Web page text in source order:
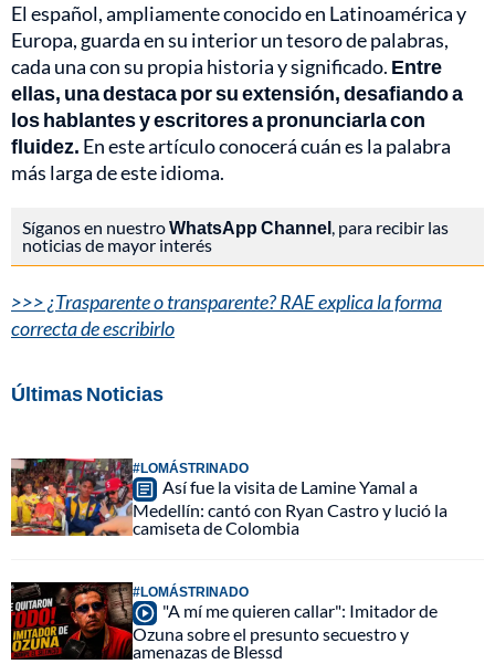
El español, ampliamente conocido en Latinoamérica y
Europa, guarda en su interior un tesoro de palabras,
cada una con su propia historia y significado. Entre
ellas, una destaca por su extensión, desafiando a
los hablantes y escritores a pronunciarla con
fluidez. En este artículo conocerá cuán es la palabra
más larga de este idioma.
Síganos en nuestroWhatsApp Channel, para recibir las
noticias de mayor interés
>>> ¿Trasparente o transparente? RAE explica la forma
correcta de escribirlo
Últimas Noticias
#LOMÁSTRINADO
Así fue la visita de Lamine Yamal a
Medellín: cantó con Ryan Castro y lució la
camiseta de Colombia
#LOMÁSTRINADO
"A mí me quieren callar": Imitador de
Ozuna sobre el presunto secuestro y
amenazas de Blessd